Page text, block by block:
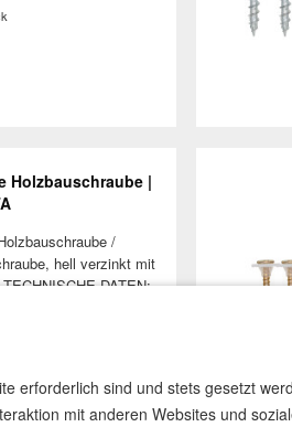
45 mm Nutzbare
Stahl,
Holzbauschraube |
/
hell verzinkt mit
DATEN:
55 mm Nutzbare
erforderlich sind und stets gesetzt
mit anderen Websites und